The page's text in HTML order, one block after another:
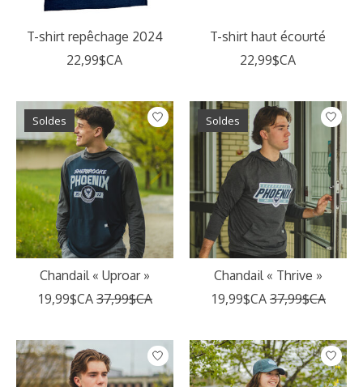
T-shirt repêchage 2024
22,99$CA
T-shirt haut écourté
22,99$CA
Soldes
Chandail « Uproar »
19,99$CA37,99$CA
Soldes
Chandail « Thrive »
19,99$CA37,99$CA